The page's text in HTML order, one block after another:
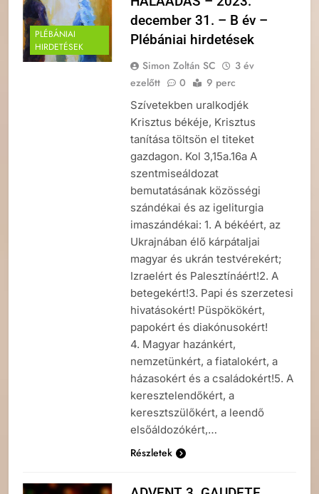
PLÉBÁNIAI
HIRDETÉSEK
december 31. – B év –
Plébániai hirdetések
Simon Zoltán SC
3 év
ezelőtt
0 9 perc
Szívetekben uralkodjék
Krisztus békéje, Krisztus
tanítása töltsön el titeket
gazdagon. Kol 3,15a.16a A
szentmiseáldozat
bemutatásának közösségi
szándékai és az igeliturgia
imaszándékai: 1. A békéért, az
Ukrajnában élő kárpátaljai
magyar és ukrán testvérekért;
Izraelért és Palesztínáért!2. A
betegekért!3. Papi és szerzetesi
hivatásokért! Püspökökért,
papokért és diakónusokért!
4. Magyar hazánkért,
nemzetünkért, a fiatalokért, a
házasokért és a családokért!5. A
keresztelendőkért, a
keresztszülőkért, a leendő
elsőáldozókért,…
Részletek